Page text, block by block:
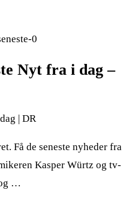
0
Nyt fra i dag –
| DR
Få de seneste nyheder fra
Kasper Würtz og tv-
…